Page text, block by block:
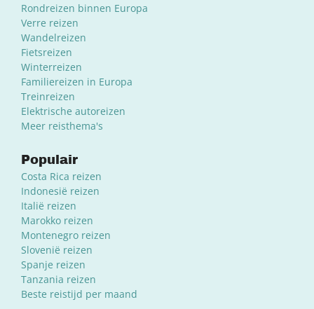
Rondreizen binnen Europa
Verre reizen
Wandelreizen
Fietsreizen
Winterreizen
Familiereizen in Europa
Treinreizen
Elektrische autoreizen
Meer reisthema's
Populair
Costa Rica reizen
Indonesië reizen
Italië reizen
Marokko reizen
Montenegro reizen
Slovenië reizen
Spanje reizen
Tanzania reizen
Beste reistijd per maand